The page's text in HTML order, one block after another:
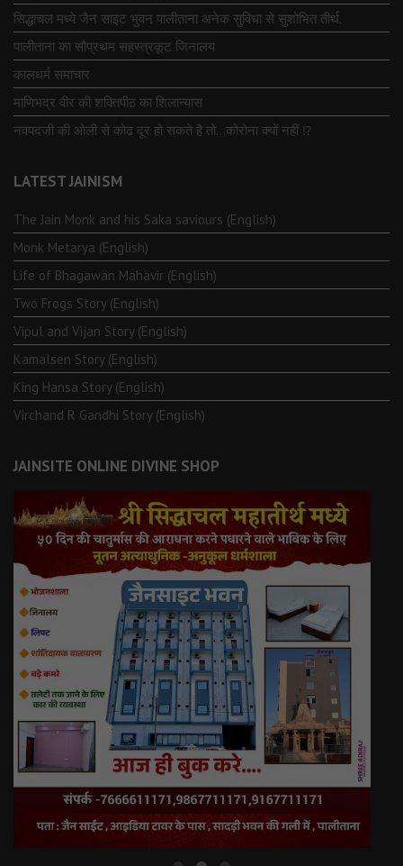
सिद्धाचल मध्ये जैन साइट भुवन पालीताना अनेक सुविधा से सुशोभित तीर्थ.
पालीताना का सौप्रथम सहस्त्रकूट जिनालय
कालधर्म समाचार
माणिभद्र वीर की शक्तिपीठ का शिलान्यास
नवपदजी की ओली से कोढ दूर हो सकते है तो…कोरोना क्यों नहीं ⁉️
LATEST JAINISM
The Jain Monk and his Saka saviours (English)
Monk Metarya (English)
Life of Bhagawän Mahävir (English)
Two Frogs Story (English)
Vipul and Vijan Story (English)
Kamalsen Story (English)
King Hansa Story (English)
Virchand R Gandhi Story (English)
JAINSITE ONLINE DIVINE SHOP